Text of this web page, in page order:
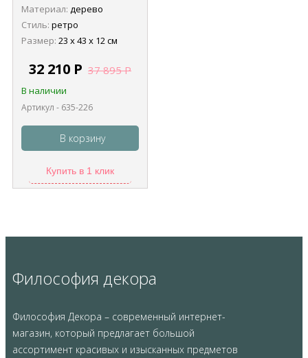
Материал: дерево
Стиль: ретро
Размер: 23 х 43 х 12 см
32 210 Р 37 895Р
В наличии
Артикул - 635-226
В корзину
Купить в 1 клик
Философия декора
Философия Декора – современный интернет-
магазин, который предлагает большой
ассортимент красивых и изысканных предметов